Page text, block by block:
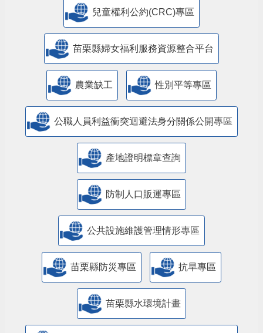
兒童權利公約(CRC)專區
苗栗縣婦女福利服務資源整合平台
農業缺工 性別平等專區
公職人員利益衝突迴避法身分關係公開專區
產地證明標章查詢
防制人口販運專區
​公共設施維護管理情形專區
苗栗縣防災專區 抗旱專區
苗栗縣水環境計畫